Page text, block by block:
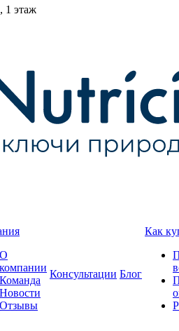
1 этаж
О
компании
Команда
Новости
Отзывы
Консультации Блог
Как